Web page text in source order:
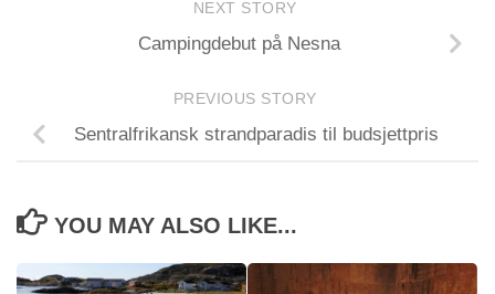
NEXT STORY
Campingdebut på Nesna
PREVIOUS STORY
Sentralfrikansk strandparadis til budsjettpris
YOU MAY ALSO LIKE...